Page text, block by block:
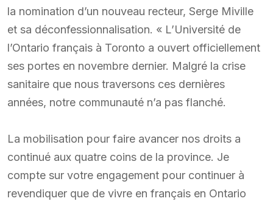
la nomination d’un nouveau recteur, Serge Miville
et sa déconfessionnalisation. « L’Université de
l’Ontario français à Toronto a ouvert officiellement
ses portes en novembre dernier. Malgré la crise
sanitaire que nous traversons ces dernières
années, notre communauté n’a pas flanché.
La mobilisation pour faire avancer nos droits a
continué aux quatre coins de la province. Je
compte sur votre engagement pour continuer à
revendiquer que de vivre en français en Ontario